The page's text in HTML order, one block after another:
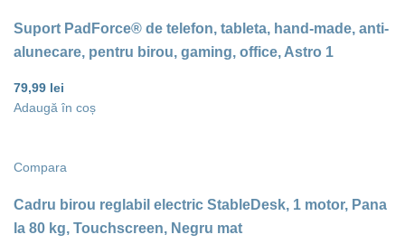
Suport PadForce® de telefon, tableta, hand-made, anti-
alunecare, pentru birou, gaming, office, Astro 1
79,99 lei
Adaugă în coș
Compara
Cadru birou reglabil electric StableDesk, 1 motor, Pana
la 80 kg, Touchscreen, Negru mat